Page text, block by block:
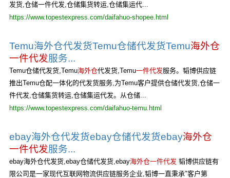
发货,仓储一件代发,仓储集货转运,仓储集运代...
https://www.topestexpress.com/daifahuo-shopee.html
Temu海外仓代发货Temu仓储代发货Temu海外仓
一件代发服务...
Temu仓储代发货,Temu海外仓代发货,Temu一件代发服务。韬博供应链
推出Temu仓配一体化的代发货服务,为Temu客户提供仓储代发货,仓储一
件代发,仓储集货转运,仓储集运代发。从仓储...
https://www.topestexpress.com/daifahuo-temu.html
ebay海外仓代发货ebay仓储代发货ebay海外仓
一件代发服务...
ebay海外仓代发货,ebay仓储代发货,ebay海外仓一件代发 韬博供应链有
限公司是一家现代互联网物流供应链服务企业,韬博一直秉承"客户第